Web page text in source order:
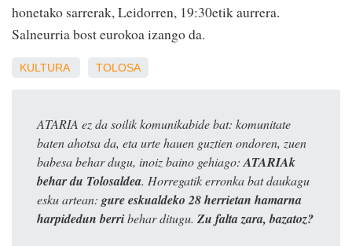
honetako sarrerak, Leidorren, 19:30etik aurrera.
Salneurria bost eurokoa izango da.
KULTURA TOLOSA
ATARIA ez da soilik komunikabide bat: komunitate
baten ahotsa da, eta urte hauen guztien ondoren, zuen
babesa behar dugu, inoiz baino gehiago:ATARIAk
behar du Tolosaldea. Horregatik erronka bat daukagu
esku artean: gure eskualdeko 28 herrietan hamarna
harpidedun berribehar ditugu. Zu falta zara, bazatoz?